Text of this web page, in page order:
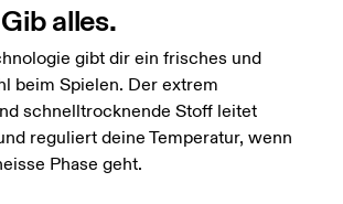
alles.
gibt dir ein frisches und
beim Spielen. Der extrem
schnelltrocknende Stoff leitet
reguliert deine Temperatur, wenn
Phase geht.